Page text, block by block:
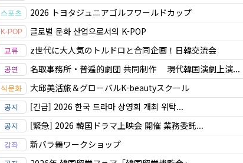
2026 トヨタジュニアゴルフワールドカップ
글로벌 문화 산업으로서의 K-POP
z世代に大人気のトルドロと合同企画！日韓交流会
名取事務所・普遍的劇団 共同制作 現代韓国演劇上演...
大邱美活旅＆グローバルK-beautyスクール
[긴급] 2026 한국 드라마 상영회 개최 위탁...
[緊急] 2026 韓国ドラマ上映会 開催 業務委託...
新バラ舞ワークショップ